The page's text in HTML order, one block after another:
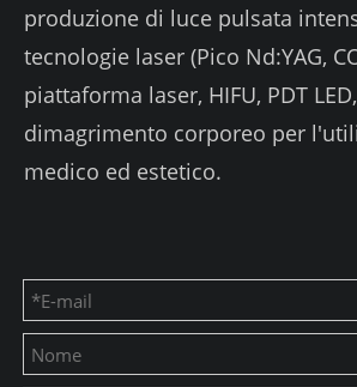
produzione di luce pulsata
tecnologie laser (Pico Nd:YAG,
piattaforma laser, HIFU, PDT
dimagrimento corporeo per
medico ed estetico.